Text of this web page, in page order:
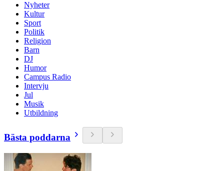
Nyheter
Kultur
Sport
Politik
Religion
Barn
DJ
Humor
Campus Radio
Intervju
Jul
Musik
Utbildning
Bästa poddarna